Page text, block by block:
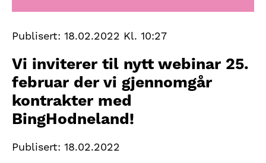
Publisert: 18.02.2022 Kl. 10:27
Vi inviterer til nytt webinar 25.
februar der vi gjennomgår
kontrakter med
BingHodneland!
Publisert: 18.02.2022